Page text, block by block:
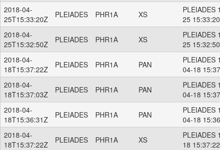
2018-04-
25T15:33:20Z
PLEIADES PHR1A XS
PLEIADES
25
2018-04-
25T15:32:50Z
PLEIADES PHR1A XS
PLEIADES
25
2018-04-
18T15:37:22Z
PLEIADES PHR1A PAN
PLEIADES
04-18
2018-04-
18T15:37:03Z
PLEIADES PHR1A PAN
PLEIADES
04-18
2018-04-
18T15:36:31Z
PLEIADES PHR1A PAN
PLEIADES
04-18
2018-04-
18T15:37:22Z
PLEIADES PHR1A XS
PLEIADES
18